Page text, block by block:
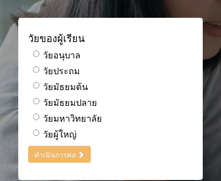
วัยของผู้เรียน
วัยอนุบาล
วัยประถม
วัยมัธยมต้น
วัยมัธยมปลาย
วัยมหาวิทยาลัย
วัยผู้ใหญ่
ดำเนินการต่อ